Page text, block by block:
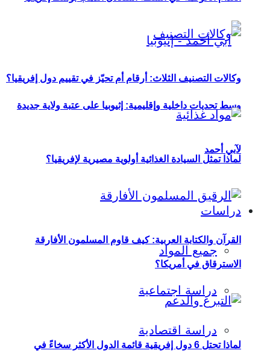
وسط تحديات داخلية وإقليمية: إثيوبيا على عتبة ولاية جديدة
لآبي أحمد
دراسات
جميع المواد
دراسة اجتماعية
دراسة اقتصادية
وكالات التصنيف الثلاث: أرقام أم تحيّز في تقييم دول إفريقيا؟
لماذا تمثل السيادة الغذائية أولوية مصيرية لإفريقيا؟
القرآن والكتابة العربية: كيف قاوم المسلمون الأفارقة
الاسترقاق في أمريكا؟
لماذا تحتل 6 دول إفريقية قائمة الدول الأكثر سخاءً في